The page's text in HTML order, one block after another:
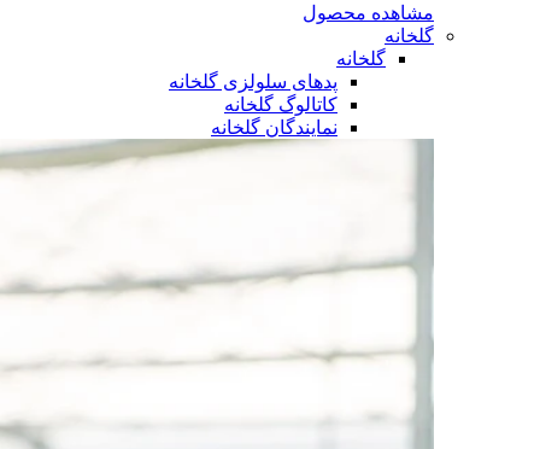
مشاهده محصول
گلخانه
گلخانه
پدهای سلولزی گلخانه
کاتالوگ گلخانه
نمایندگان گلخانه